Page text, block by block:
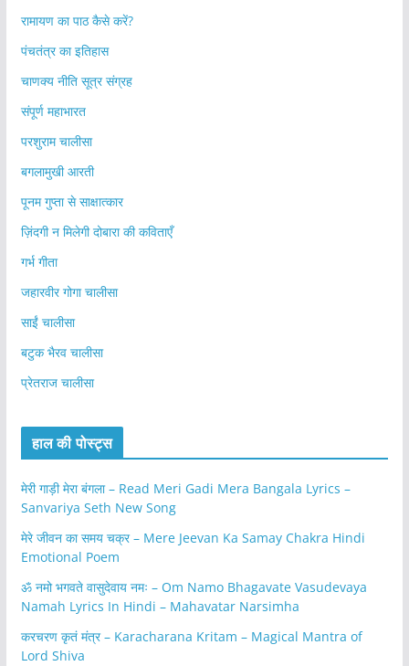
रामायण का पाठ कैसे करें?
पंचतंत्र का इतिहास
चाणक्य नीति सूत्र संग्रह
संपूर्ण महाभारत
परशुराम चालीसा
बगलामुखी आरती
पूनम गुप्ता से साक्षात्कार
ज़िंदगी न मिलेगी दोबारा की कविताएँ
गर्भ गीता
जहारवीर गोगा चालीसा
साईं चालीसा
बटुक भैरव चालीसा
प्रेतराज चालीसा
हाल की पोस्ट्स
मेरी गाड़ी मेरा बंगला – Read Meri Gadi Mera Bangala Lyrics –
Sanvariya Seth New Song
मेरे जीवन का समय चक्र – Mere Jeevan Ka Samay Chakra Hindi
Emotional Poem
ॐ नमो भगवते वासुदेवाय नमः – Om Namo Bhagavate Vasudevaya
Namah Lyrics In Hindi – Mahavatar Narsimha
करचरण कृतं मंत्र – Karacharana Kritam – Magical Mantra of
Lord Shiva